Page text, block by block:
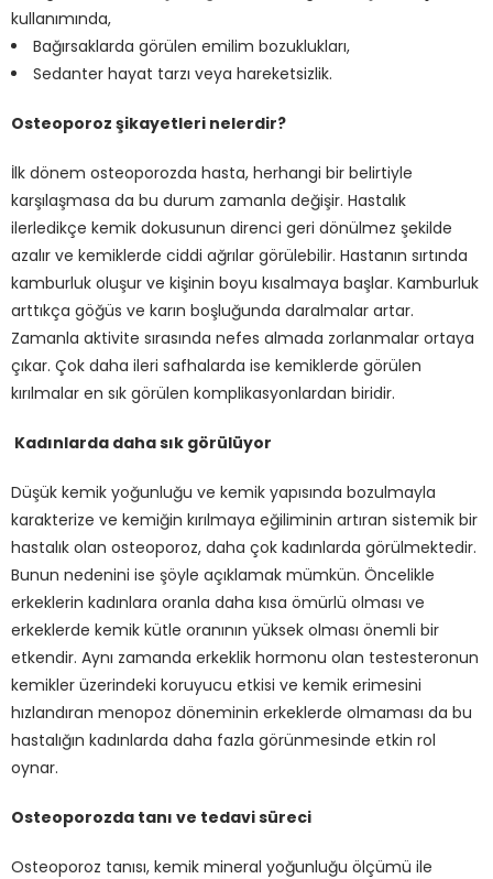
kullanımında,
Bağırsaklarda görülen emilim bozuklukları,
Sedanter hayat tarzı veya hareketsizlik.
Osteoporoz şikayetleri nelerdir?
İlk dönem osteoporozda hasta, herhangi bir belirtiyle
karşılaşmasa da bu durum zamanla değişir. Hastalık
ilerledikçe kemik dokusunun direnci geri dönülmez şekilde
azalır ve kemiklerde ciddi ağrılar görülebilir. Hastanın sırtında
kamburluk oluşur ve kişinin boyu kısalmaya başlar. Kamburluk
arttıkça göğüs ve karın boşluğunda daralmalar artar.
Zamanla aktivite sırasında nefes almada zorlanmalar ortaya
çıkar. Çok daha ileri safhalarda ise kemiklerde görülen
kırılmalar en sık görülen komplikasyonlardan biridir.
Kadınlarda daha sık görülüyor
Düşük kemik yoğunluğu ve kemik yapısında bozulmayla
karakterize ve kemiğin kırılmaya eğiliminin artıran sistemik bir
hastalık olan osteoporoz, daha çok kadınlarda görülmektedir.
Bunun nedenini ise şöyle açıklamak mümkün. Öncelikle
erkeklerin kadınlara oranla daha kısa ömürlü olması ve
erkeklerde kemik kütle oranının yüksek olması önemli bir
etkendir. Aynı zamanda erkeklik hormonu olan testesteronun
kemikler üzerindeki koruyucu etkisi ve kemik erimesini
hızlandıran menopoz döneminin erkeklerde olmaması da bu
hastalığın kadınlarda daha fazla görünmesinde etkin rol
oynar.
Osteoporozda tanı ve tedavi süreci
Osteoporoz tanısı, kemik mineral yoğunluğu ölçümü ile